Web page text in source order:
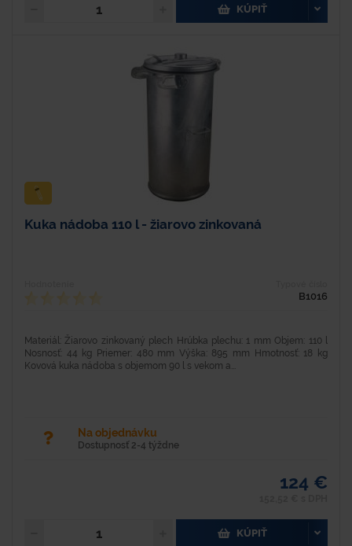
KÚPIŤ
Kuka nádoba 110 l - žiarovo zinkovaná
B1016
Materiál: Žiarovo zinkovaný plech Hrúbka plechu: 1 mm Objem: 110 l
Nosnosť: 44 kg Priemer: 480 mm Výška: 895 mm Hmotnosť: 18 kg
Kovová kuka nádoba s objemom 90 l s vekom a...
Na objednávku
Dostupnosť 2-4 týždne
124 €
KÚPIŤ